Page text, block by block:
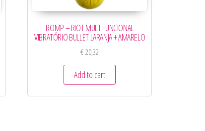
ROMP – RIOT MULTIFUNCIONAL
VIBRATÓRIO BULLET LARANJA + AMARELO
€20,32
Add to cart